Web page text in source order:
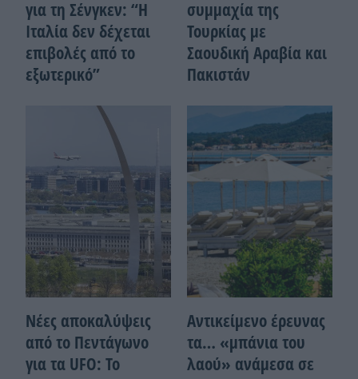
για τη Σένγκεν: “Η
Ιταλία δεν δέχεται
επιβολές από το
εξωτερικό”
συμμαχία της
Τουρκίας με
Σαουδική Αραβία και
Πακιστάν
Νέες αποκαλύψεις
από το Πεντάγωνο
για τα UFO: Το
Αντικείμενο έρευνας
τα… «μπάνια του
λαού» ανάμεσα σε